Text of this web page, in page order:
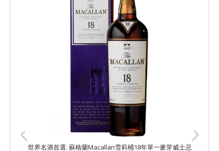
世界名酒首選: 蘇格蘭Macallan雪莉桶18年單一麥芽威士忌